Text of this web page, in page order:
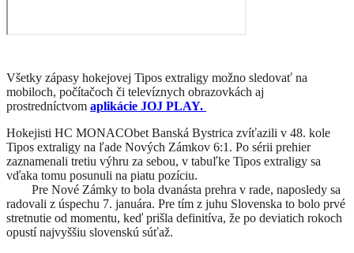
Všetky zápasy hokejovej Tipos extraligy možno sledovať na
mobiloch, počítačoch či televíznych obrazovkách aj
prostredníctvom aplikácie JOJ PLAY.
Hokejisti HC MONACObet Banská Bystrica zvíťazili v 48. kole
Tipos extraligy na ľade Nových Zámkov 6:1. Po sérii prehier
zaznamenali tretiu výhru za sebou, v tabuľke Tipos extraligy sa
vďaka tomu posunuli na piatu pozíciu.
Pre Nové Zámky to bola dvanásta prehra v rade, naposledy sa
radovali z úspechu 7. januára. Pre tím z juhu Slovenska to bolo prvé
stretnutie od momentu, keď prišla definitíva, že po deviatich rokoch
opustí najvyššiu slovenskú súťaž.